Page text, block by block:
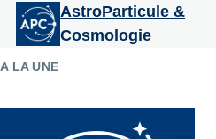
Aller au contenu principal
AstroParticule &
Cosmologie
A LA UNE